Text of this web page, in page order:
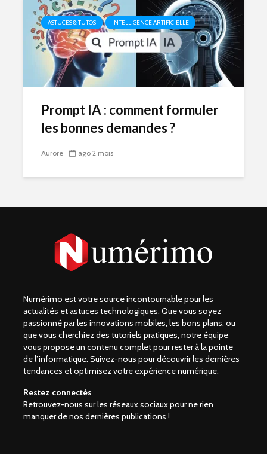
ASTUCES & TUTOS INTELLIGENCE ARTIFICIELLE
Prompt IA : comment formuler
les bonnes demandes ?
Aurore ago 2 mois
Numérimo est votre source incontournable pour les
actualités et astuces technologiques. Que vous soyez
passionné par les innovations mobiles, les bons plans, ou
que vous cherchiez des tutoriels pratiques, notre équipe
vous propose un contenu complet pour rester à la pointe
de l’informatique. Suivez-nous pour découvrir les dernières
tendances et optimisez votre expérience numérique.
Restez connectés
Retrouvez-nous sur les réseaux sociaux pour ne rien
manquer de nos dernières publications !